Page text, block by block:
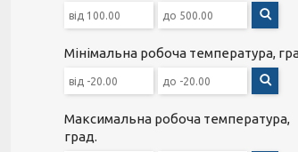
Мінімальна робоча температура,
Максимальна робоча температура,
град.